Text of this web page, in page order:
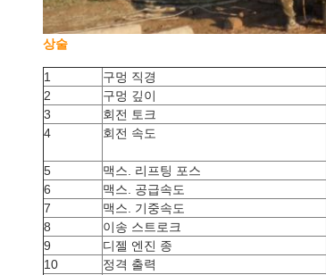
상술
1 구멍 직경
2
구멍 깊이
3
회전 토크
4
회전 속도
5 맥스. 리프팅 포스
6
맥스. 공급속도
7
맥스. 기중속도
8
이송 스트로크
9
디젤 엔진 종
10
정격 출력